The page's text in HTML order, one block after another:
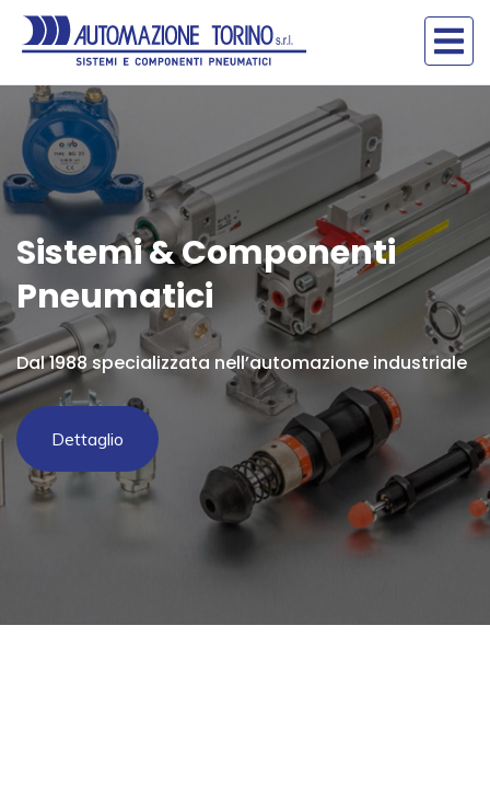
Sistemi & Componenti
Pneumatici
Dal 1988 specializzata nell’automazione industriale
Dettaglio